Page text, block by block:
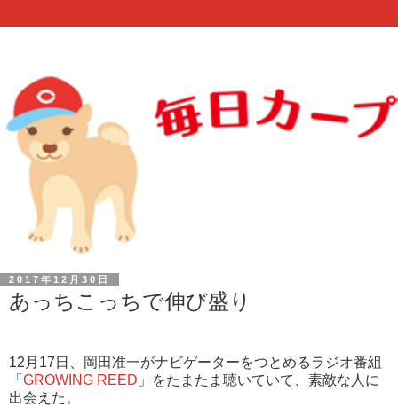
2017年12月30日
あっちこっちで伸び盛り
12月17日、岡田准一がナビゲーターをつとめるラジオ番組
「 GROWING REED 」をたまたま聴いていて、素敵な人に
出会えた。